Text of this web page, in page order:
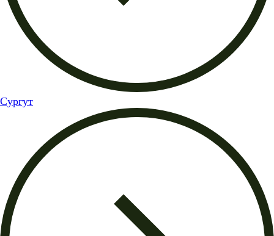
Сургут